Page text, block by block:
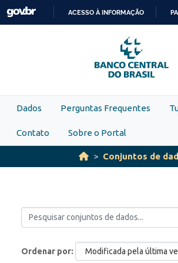
Skip to main content
PARA
O
CONTEÚDO
ACESSO À INFORMAÇÃO
Dados Perguntas Frequentes
Contato Sobre o Portal
Conjuntos de
Ordenar por